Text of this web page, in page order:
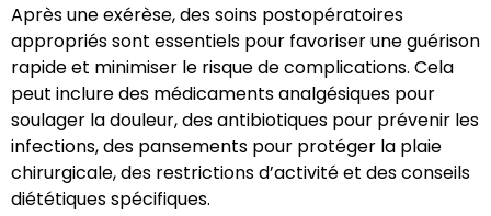
Après une exérèse, des soins postopératoires
appropriés sont essentiels pour favoriser une guérison
rapide et minimiser le risque de complications. Cela
peut inclure des médicaments analgésiques pour
soulager la douleur, des antibiotiques pour prévenir les
infections, des pansements pour protéger la plaie
chirurgicale, des restrictions d’activité et des conseils
diététiques spécifiques.